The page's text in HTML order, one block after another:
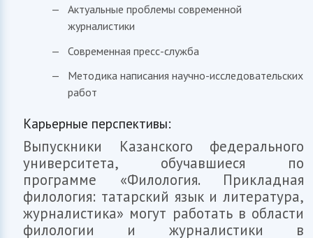
Актуальные проблемы современной
журналистики
Современная пресс-служба
Методика написания научно-исследовательских
работ
Карьерные перспективы:
Выпускники Казанского федерального
университета, обучавшиеся по
программе «Филология. Прикладная
филология: татарский язык и литература,
журналистика» могут работать в области
филологии и журналистики в